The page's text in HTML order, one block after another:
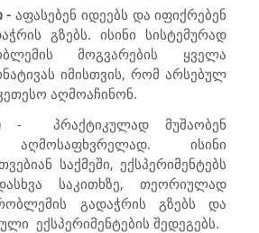
- აფასებენ იდეებს და იფიქრებენ
გზებს. ისინი სისტემურად
მოგვარების ყველა
იმისთვის, რომ არსებულ
აღმოაჩინონ.
-
პრაქტიკულად მუშაობენ
აღმოსაფხვრელად. ისინი
საქმეში, ექსპერიმენტებს
საკითხზე, თეორიულად
გადაჭრის გზებს და
ექსპერიმენტების შედეგებს.